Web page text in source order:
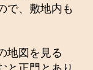
で、敷地内も
地図を見る